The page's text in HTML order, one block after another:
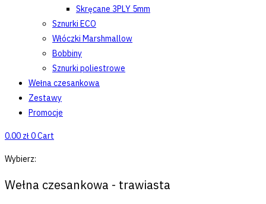
Skręcane 3PLY 5mm
Sznurki ECO
Włóczki Marshmallow
Bobbiny
Sznurki poliestrowe
Wełna czesankowa
Zestawy
Promocje
0.00 zł0Cart
Wybierz:
Wełna czesankowa - trawiasta